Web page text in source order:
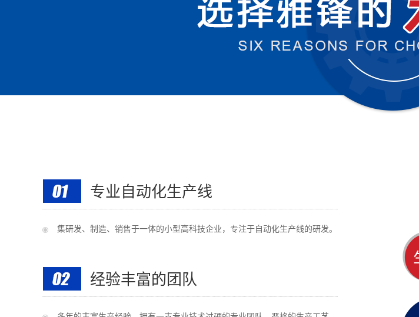
专业自动化生产线
集研发、制造、销售于一体的小型高科技企业，专注于自动化生产线的研发。
经验丰富的团队